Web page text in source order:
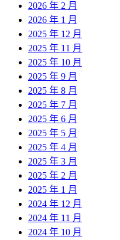
2026 年 2 月
2026 年 1 月
2025 年 12 月
2025 年 11 月
2025 年 10 月
2025 年 9 月
2025 年 8 月
2025 年 7 月
2025 年 6 月
2025 年 5 月
2025 年 4 月
2025 年 3 月
2025 年 2 月
2025 年 1 月
2024 年 12 月
2024 年 11 月
2024 年 10 月